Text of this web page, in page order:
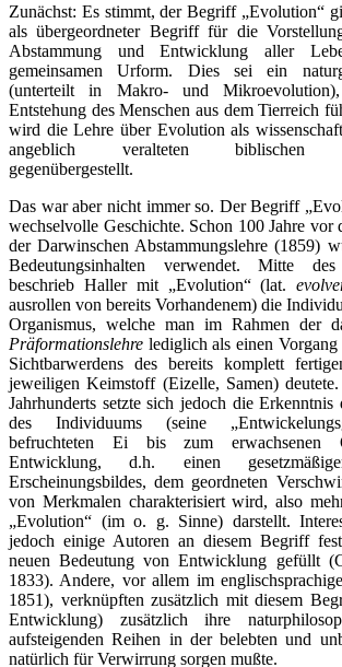
Zunächst: Es stimmt, der Begriff „Evolution“
als übergeordneter Begriff für die
Abstammung und Entwicklung aller
gemeinsamen Urform. Dies sei ein
(unterteilt in Makro- und
Entstehung des Menschen aus dem Tierreich
wird die Lehre über Evolution als
angeblich veralteten biblischen
gegenübergestellt.
Das war aber nicht immer so. Der Begriff
wechselvolle Geschichte. Schon 100 Jahre vor
der Darwinschen Abstammungslehre (1859)
Bedeutungsinhalten verwendet. Mitte
beschrieb Haller mit „Evolution“ (lat.
ausrollen von bereits Vorhandenem) die
Organismus, welche man im Rahmen der
Präformationslehre lediglich als einen Vorgang
Sichtbarwerdens des bereits komplett
jeweiligen Keimstoff (Eizelle, Samen)
Jahrhunderts setzte sich jedoch die
des Individuums (seine
befruchteten Ei bis zum erwachsenen
Entwicklung, d.h. einen
Erscheinungsbildes, dem geordneten
von Merkmalen charakterisiert wird, also
„Evolution“ (im o. g. Sinne) darstellt.
jedoch einige Autoren an diesem Begriff
neuen Bedeutung von Entwicklung gefüllt
1833). Andere, vor allem im
1851), verknüpften zusätzlich mit diesem
Entwicklung) zusätzlich ihre
aufsteigenden Reihen in der belebten und
natürlich für Verwirrung sorgen mußte.